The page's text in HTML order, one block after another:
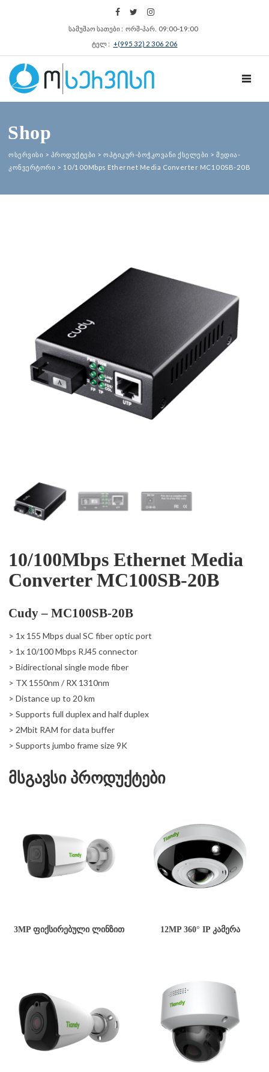
სამუშაო სათები : ორშ‑პარ. 09:00‑19:00
ტელ : +(995 32) 2 306 206
Shop
ოსერვისი > პროდუქტები > ოპტიკურ-ბოჭკოვანი ქსელები > მედია-
კონვერტორი > 10/100Mbps Ethernet Media Converter MC100SB-20B
10/100Mbps Ethernet Media
Converter MC100SB-20B
Cudy – MC100SB-20B
> 1x 155 Mbps dual SC fiber optic port
> 1x 10/100 Mbps RJ45 connector
> Bidirectional single mode fiber
> TX 1550nm / RX 1310nm
> Distance up to 20 km
> Supports full duplex and half duplex
> 2Mbit RAM for data buffer
> Supports jumbo frame size 9K
მსგავსი პროდუქტები
3MP ᲤᲘᲥᲡᲘᲠᲔᲑᲣᲚᲘ ᲚᲘᲜᲖᲘᲗ 12MP 360° IP ᲙᲐᲛᲔᲠᲐ